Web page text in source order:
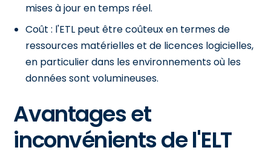
mises à jour en temps réel.
Coût : l'ETL peut être coûteux en termes de
ressources matérielles et de licences logicielles,
en particulier dans les environnements où les
données sont volumineuses.
Avantages et
inconvénients de l'ELT